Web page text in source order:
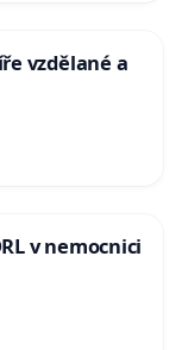
vzdělané a
v nemocnici